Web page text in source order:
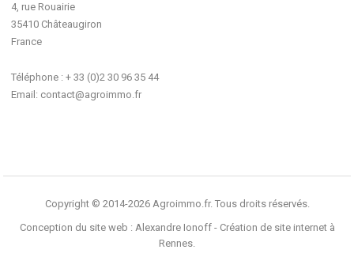
4, rue Rouairie
35410 Châteaugiron
France
Téléphone : + 33 (0)2 30 96 35 44
Email: contact@agroimmo.fr
Copyright © 2014-2026 Agroimmo.fr. Tous droits réservés.
Conception du site web : Alexandre Ionoff - Création de site internet à
Rennes.